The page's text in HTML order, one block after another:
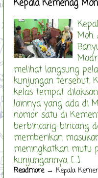
Kepala Kemenag
melihat langsung
kunjungan tersebut,
kelas tempat
lainnya yang ada di
nomor satu di
berbincang-bincang
memberikan
meningkatkan mutu
kunjungannya, [...]
Readmore→ Kepala